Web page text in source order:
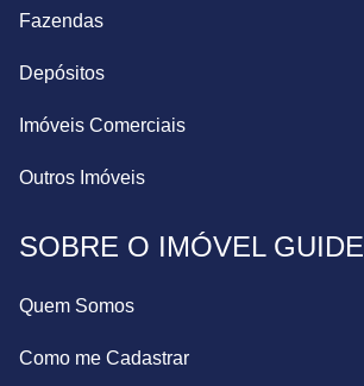
Fazendas
Depósitos
Imóveis Comerciais
Outros Imóveis
SOBRE O IMÓVEL GUIDE
Quem Somos
Como me Cadastrar